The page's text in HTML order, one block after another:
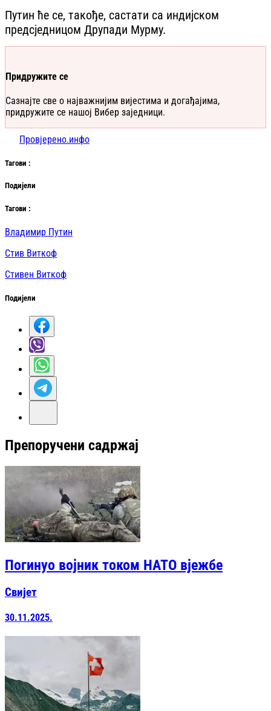
Путин ће се, такође, састати са индијском
предсједницом Друпади Мурму.
Придружите се
Сазнајте све о најважнијим вијестима и догађајима,
придружите се нашој Вибер заједници.
Провјерено.инфо
Тагови :
Подијели
Тагови :
Владимир Путин
Стив Виткоф
Стивен Виткоф
Подијели
Препоручени садржај
Погинуо војник током НАТО вјежбе
Свијет
30.11.2025.